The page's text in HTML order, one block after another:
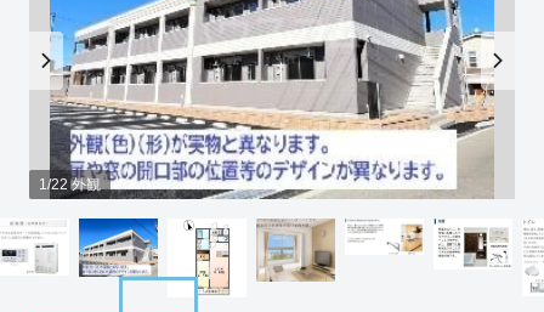
1/22 外観